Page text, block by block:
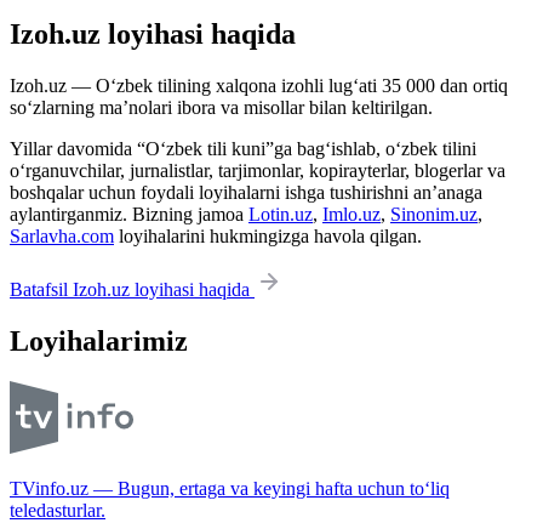
Izoh.uz loyihasi haqida
Izoh.uz — O‘zbek tilining xalqona izohli lug‘ati 35 000 dan ortiq
so‘zlarning ma’nolari ibora va misollar bilan keltirilgan.
Yillar davomida “O‘zbek tili kuni”ga bag‘ishlab, o‘zbek tilini
o‘rganuvchilar, jurnalistlar, tarjimonlar, kopirayterlar, blogerlar va
boshqalar uchun foydali loyihalarni ishga tushirishni an’anaga
aylantirganmiz. Bizning jamoa Lotin.uz, Imlo.uz, Sinonim.uz,
Sarlavha.com loyihalarini hukmingizga havola qilgan.
Batafsil Izoh.uz loyihasi haqida
Loyihalarimiz
TVinfo.uz — Bugun, ertaga va keyingi hafta uchun to‘liq
teledasturlar.